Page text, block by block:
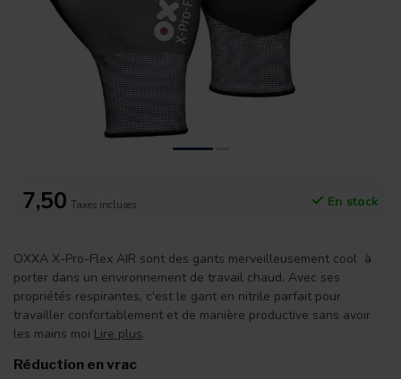
7,50 Taxes incluses En stock
OXXA X-Pro-Flex AIR sont des gants merveilleusement cool à
porter dans un environnement de travail chaud. Avec ses
propriétés respirantes, c'est le gant en nitrile parfait pour
travailler confortablement et de manière productive sans avoir
les mains moi Lire plus.
Réduction en vrac